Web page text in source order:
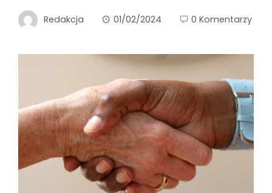
Redakcja 01/02/2024 0 Komentarzy